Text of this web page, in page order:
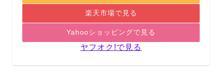
楽天市場で見る
Yahooショッピングで見る
ヤフオク!で見る